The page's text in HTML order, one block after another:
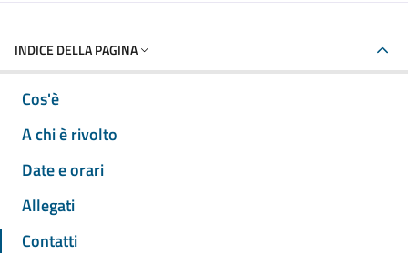
INDICE DELLA PAGINA
Cos'è
A chi è rivolto
Date e orari
Allegati
Contatti